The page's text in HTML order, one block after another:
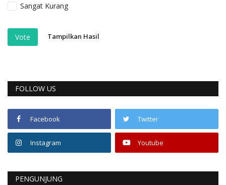
Sangat Kurang
Vote Tampilkan Hasil
FOLLOW US
Facebook Twitter
Instagram Youtube
PENGUNJUNG